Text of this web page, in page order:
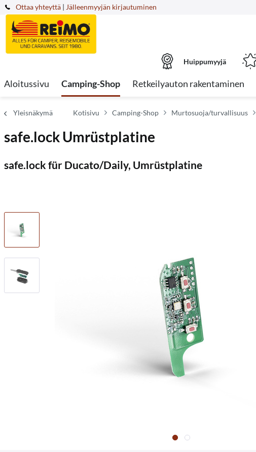
Ottaa yhteyttä | Jälleenmyyjän kirjautuminen
Huippumyyjä
Aloitussivu Camping-Shop Retkeilyauton rakentaminen
Yleisnäkymä Kotisivu Camping-Shop Murtosuoja/turvallisuus
safe.lock Umrüstplatine
safe.lock für Ducato/Daily, Umrüstplatine